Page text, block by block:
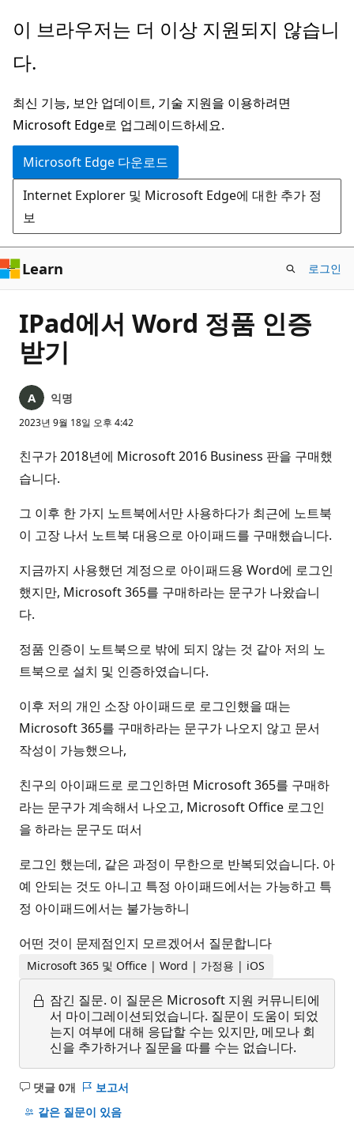
주
콘
츠
로
건
너
뛰
기
이 브라우저는 더 이상 지원되지 않습니
다.
최신 기능, 보안 업데이트, 기술 지원을 이용하려면
Microsoft Edge로 업그레이드하세요.
Microsoft Edge 다운로드
Internet Explorer 및 Microsoft Edge에 대한 추가 정
보
Learn 로그인
IPad에서 Word 정품 인증
받기
익명
2023년 9월 18일 오후 4:42
친구가 2018년에 Microsoft 2016 Business 판을 구매했
습니다.
그 이후 한 가지 노트북에서만 사용하다가 최근에 노트북
이 고장 나서 노트북 대용으로 아이패드를 구매했습니다.
지금까지 사용했던 계정으로 아이패드용 Word에 로그인
했지만, Microsoft 365를 구매하라는 문구가 나왔습니
다.
정품 인증이 노트북으로 밖에 되지 않는 것 같아 저의 노
트북으로 설치 및 인증하였습니다.
이후 저의 개인 소장 아이패드로 로그인했을 때는
Microsoft 365를 구매하라는 문구가 나오지 않고 문서
작성이 가능했으나,
친구의 아이패드로 로그인하면 Microsoft 365를 구매하
라는 문구가 계속해서 나오고, Microsoft Office 로그인
을 하라는 문구도 떠서
로그인 했는데, 같은 과정이 무한으로 반복되었습니다. 아
예 안되는 것도 아니고 특정 아이패드에서는 가능하고 특
정 아이패드에서는 불가능하니
어떤 것이 문제점인지 모르겠어서 질문합니다
Microsoft 365 및 Office | Word | 가정용 | iOS
잠긴 질문. 이 질문은 Microsoft 지원 커뮤니티에
서 마이그레이션되었습니다. 질문이 도움이 되었
는지 여부에 대해 응답할 수는 있지만, 메모나 회
신을 추가하거나 질문을 따를 수는 없습니다.
댓글 0개
설
명
보고서
같은 질문이 있음